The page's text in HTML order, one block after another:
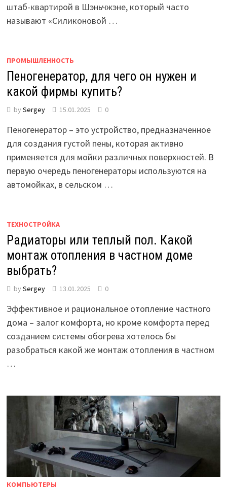
штаб-квартирой в Шэньчжэне, который часто
называют «Силиконовой …
ПРОМЫШЛЕННОСТЬ
Пеногенератор, для чего он нужен и
какой фирмы купить?
by Sergey 15.01.2025 0
Пеногенератор – это устройство, предназначенное
для создания густой пены, которая активно
применяется для мойки различных поверхностей. В
первую очередь пеногенераторы используются на
автомойках, в сельском …
ТЕХНОСТРОЙКА
Радиаторы или теплый пол. Какой
монтаж отопления в частном доме
выбрать?
by Sergey 13.01.2025 0
Эффективное и рациональное отопление частного
дома – залог комфорта, но кроме комфорта перед
созданием системы обогрева хотелось бы
разобраться какой же монтаж отопления в частном
…
КОМПЬЮТЕРЫ